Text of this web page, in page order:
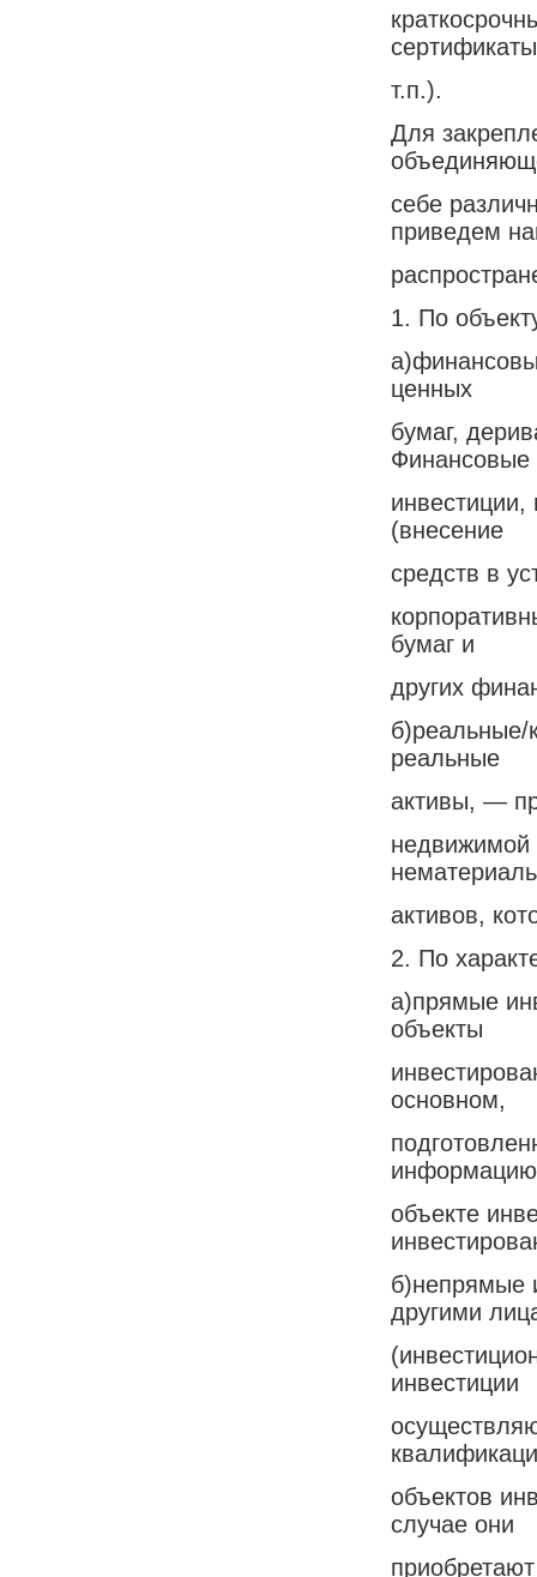
т.п.).
Для
себе
приведем
1. По
ценных
бумаг,
Финансовые
(внесение
средств в
бумаг и
других
б)реальные/
реальные
активы, —
недвижимой
активов,
2. По
а)прямые
объекты
основном,
объекте
б)непрямые
другими
инвестиции
объектов
случае они